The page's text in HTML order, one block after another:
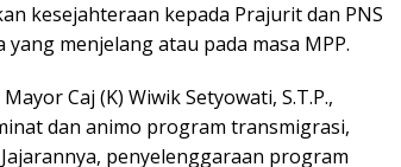
kesejahteraan kepada Prajurit dan PNS
menjelang atau pada masa MPP.
Caj (K) Wiwik Setyowati, S.T.P.,
dan animo program transmigrasi,
penyelenggaraan program